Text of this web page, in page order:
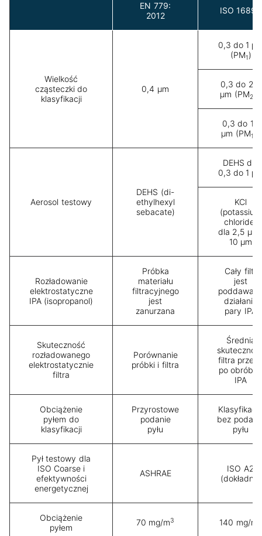
EN 779:
2012
ISO 16890
Wielkość
cząsteczki do
klasyfikacji
0,4 μm
0,3 do 1
(PM1)
0,3 do 2,5
μm (PM2.5
0,3 do 10
μm (PM10
Aerosol testowy
DEHS (di-
ethylhexyl
sebacate)
DEHS dla
0,3 do 1
KCl
(potassium
chloride)
dla 2,5 μm
10 μm
Rozładowanie
elektrostatyczne
IPA (isopropanol)
Próbka
materiału
filtracyjnego
jest
zanurzana
Cały filtr
jest
działaniu
pary IPA
Skuteczność
rozładowanego
elektrostatycznie
filtra
Porównanie
próbki i filtra
Średnia
filtra przed
po
IPA
Obciążenie
pyłem do
klasyfikacji
Przyrostowe
podanie
pyłu
bez
pyłu
Pył testowy dla
ISO Coarse i
efektywności
energetycznej
ASHRAE
ISO A2
(dokładny)
Obciążenie
pyłem
70 mg/m3 140 mg/m